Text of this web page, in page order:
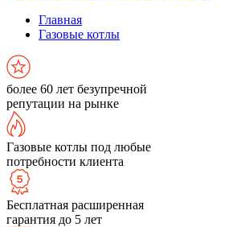
Главная
Газовые котлы
более 60 лет безупречной
репутации на рынке
Газовые котлы под любые
потребности клиента
Бесплатная расширенная
гарантия до 5 лет